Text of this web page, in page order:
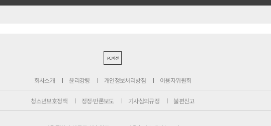
PC버전
회사소개 윤리강령 개인정보처리방침 이용자위원회
청소년보호정책 정정·반론보도 기사심의규정 불편신고